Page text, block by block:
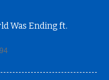
Was Ending ft.